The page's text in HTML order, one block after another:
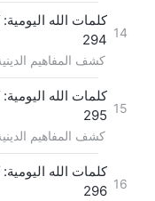
14
كلمات الله
294
كشف المفاهيم
15
كلمات الله
295
كشف المفاهيم
16
كلمات الله
296